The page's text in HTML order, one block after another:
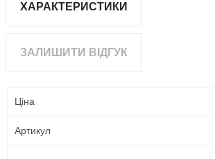
ХАРАКТЕРИСТИКИ
ЗАЛИШИТИ ВІДГУК
Ціна
Артикул